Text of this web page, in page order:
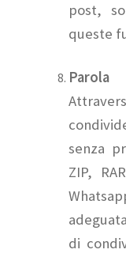
post,
queste
Parola
senza
ZIP,
di